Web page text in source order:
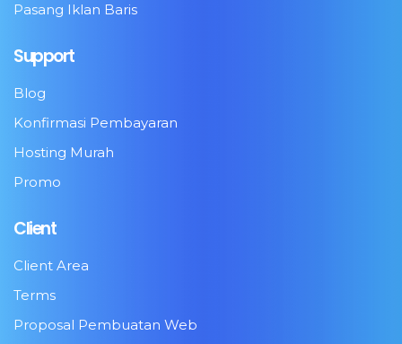
Pasang Iklan Baris
Support
Blog
Konfirmasi Pembayaran
Hosting Murah
Promo
Client
Client Area
Terms
Proposal Pembuatan Web